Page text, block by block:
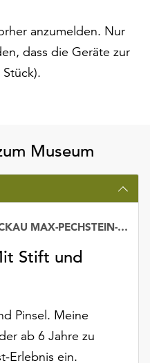
anzumelden. Nur
dass die Geräte zur
Museum
Stift und
KUNSTSAMMLUNGEN ZWICKAU MAX-PECHSTEIN-MUSEUM
Pinsel. Meine
ab 6 Jahre zu
Erlebnis ein.